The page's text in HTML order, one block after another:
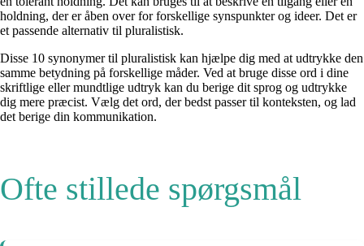
holdning, der er åben over for forskellige synspunkter og ideer. Det er
et passende alternativ til pluralistisk.
Disse 10 synonymer til pluralistisk kan hjælpe dig med at udtrykke den
samme betydning på forskellige måder. Ved at bruge disse ord i dine
skriftlige eller mundtlige udtryk kan du berige dit sprog og udtrykke
dig mere præcist. Vælg det ord, der bedst passer til konteksten, og lad
det berige din kommunikation.
Ofte stillede spørgsmål